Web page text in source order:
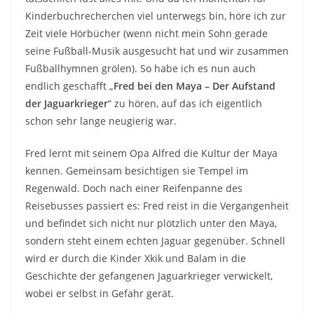
Kinderbuchrecherchen viel unterwegs bin, höre ich zur
Zeit viele Hörbücher (wenn nicht mein Sohn gerade
seine Fußball-Musik ausgesucht hat und wir zusammen
Fußballhymnen grölen). So habe ich es nun auch
endlich geschafft „Fred bei den Maya – Der Aufstand
der Jaguarkrieger“ zu hören, auf das ich eigentlich
schon sehr lange neugierig war.
Fred lernt mit seinem Opa Alfred die Kultur der Maya
kennen. Gemeinsam besichtigen sie Tempel im
Regenwald. Doch nach einer Reifenpanne des
Reisebusses passiert es: Fred reist in die Vergangenheit
und befindet sich nicht nur plötzlich unter den Maya,
sondern steht einem echten Jaguar gegenüber. Schnell
wird er durch die Kinder Xkik und Balam in die
Geschichte der gefangenen Jaguarkrieger verwickelt,
wobei er selbst in Gefahr gerät.